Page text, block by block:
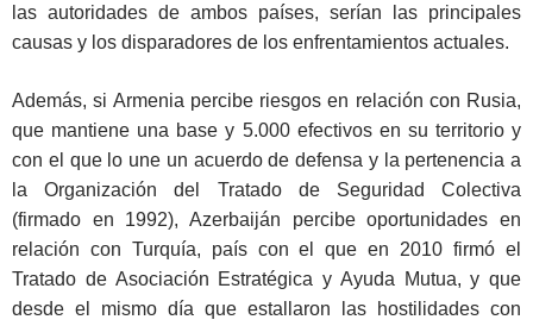
las autoridades de ambos países, serían las principales
causas y los disparadores de los enfrentamientos actuales.
Además, si Armenia percibe riesgos en relación con Rusia,
que mantiene una base y 5.000 efectivos en su territorio y
con el que lo une un acuerdo de defensa y la pertenencia a
la Organización del Tratado de Seguridad Colectiva
(firmado en 1992), Azerbaiján percibe oportunidades en
relación con Turquía, país con el que en 2010 firmó el
Tratado de Asociación Estratégica y Ayuda Mutua, y que
desde el mismo día que estallaron las hostilidades con